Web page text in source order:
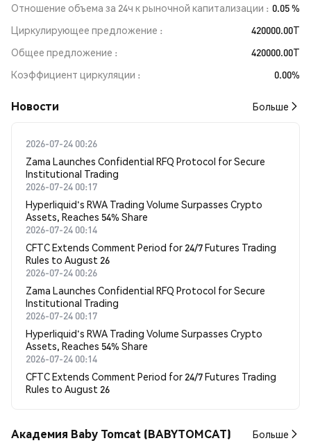
Отношение объема за 24ч к рыночной капитализации
0.05 %
Циркулирующее предложение
420000.00T
Общее предложение
420000.00T
Коэффициент циркуляции
0.00%
Новости Больше
2026-07-24 00:26
Zama Launches Confidential RFQ Protocol for Secure
Institutional Trading
2026-07-24 00:17
Hyperliquid's RWA Trading Volume Surpasses Crypto
Assets, Reaches 54% Share
2026-07-24 00:14
CFTC Extends Comment Period for 24/7 Futures Trading
Rules to August 26
2026-07-24 00:26
Zama Launches Confidential RFQ Protocol for Secure
Institutional Trading
2026-07-24 00:17
Hyperliquid's RWA Trading Volume Surpasses Crypto
Assets, Reaches 54% Share
2026-07-24 00:14
CFTC Extends Comment Period for 24/7 Futures Trading
Rules to August 26
Академия Baby Tomcat (BABYTOMCAT) Больше